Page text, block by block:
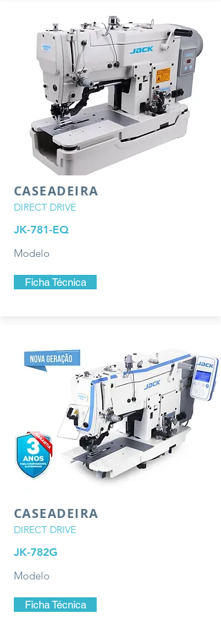
CASEADEIRA
DIRECT DRIVE
JK-781-EQ
Modelo
Ficha Técnica
CASEADEIRA
DIRECT DRIVE
JK-782G
Modelo
Ficha Técnica